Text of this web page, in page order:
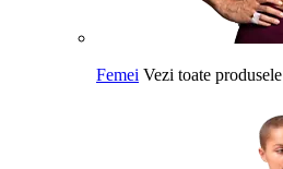
Femei Vezi toate produsele